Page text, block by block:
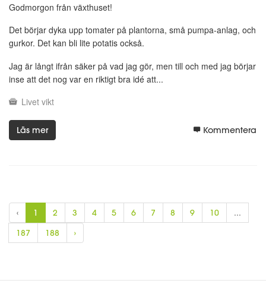
Godmorgon från växthuset!
Det börjar dyka upp tomater på plantorna, små pumpa-anlag, och
gurkor. Det kan bli lite potatis också.
Jag är långt ifrån säker på vad jag gör, men till och med jag börjar
inse att det nog var en riktigt bra idé att...
Livet vikt
Läs mer Kommentera
‹ 1 2 3 4 5 6 7 8 9 10
...
187
188 ›